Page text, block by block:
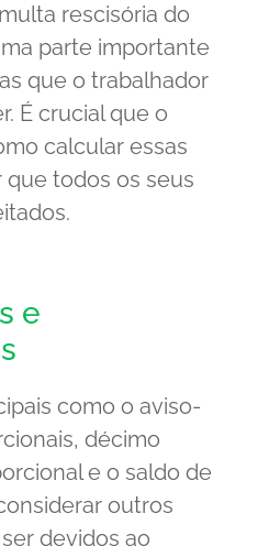
rescisória do
parte importante
que o trabalhador
É crucial que o
calcular essas
todos os seus
e
como o aviso-
décimo
e o saldo de
outros
devidos ao